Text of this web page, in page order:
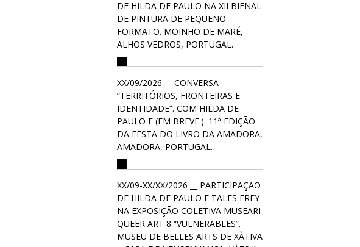
DE HILDA DE PAULO NA XII BIENAL
DE PINTURA DE PEQUENO
FORMATO. MOINHO DE MARÉ,
ALHOS VEDROS, PORTUGAL.
XX/09/2026 __ CONVERSA
“TERRITÓRIOS, FRONTEIRAS E
IDENTIDADE”. COM HILDA DE
PAULO E (EM BREVE.). 11ª EDIÇÃO
DA FESTA DO LIVRO DA AMADORA,
AMADORA, PORTUGAL.
XX/09-XX/XX/2026 __ PARTICIPAÇÃO
DE HILDA DE PAULO E TALES FREY
NA EXPOSIÇÃO COLETIVA MUSEARI
QUEER ART 8 “VULNERABLES”.
MUSEU DE BELLES ARTS DE XÀTIVA